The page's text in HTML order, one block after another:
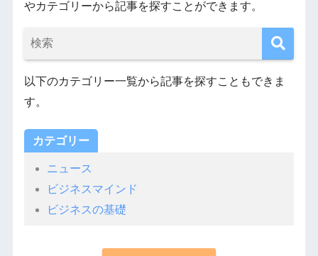
やカテゴリーから記事を探すことができます。
以下のカテゴリー一覧から記事を探すこともできま
す。
カテゴリー
ニュース
ビジネスマインド
ビジネスの基礎